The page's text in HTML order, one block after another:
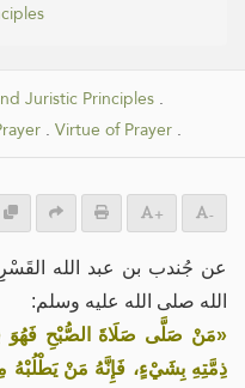
Juristic Principles .
. Virtue of Prayer .
+ -
عن جُندب بن عبد الله
الله صلى الله عليه وسلم:
«مَنْ صَلَّى صَلَاةَ الصُّبْحِ فَهُوَ
ذِمَّتِهِ بِشَيْءٍ، فَإِنَّهُ مَنْ يَطْلُبْهُ